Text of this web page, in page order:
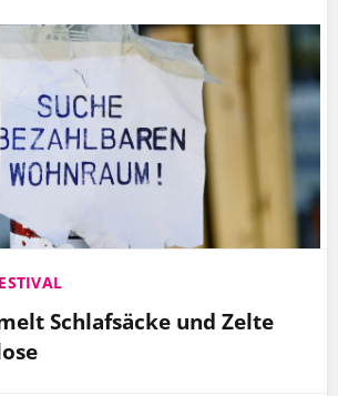
Schlafsäcke und Zelte